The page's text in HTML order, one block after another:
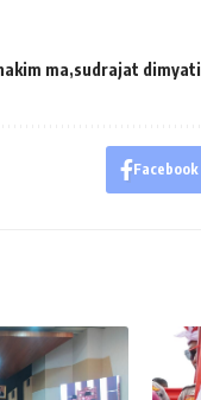
ma sudrajat dimyati
Facebook